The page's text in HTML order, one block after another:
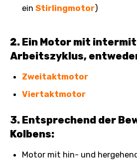
ein Stirlingmotor)
2. Ein Motor mit
Arbeitszyklus,
Zweitaktmotor
Viertaktmotor
3. Entsprechend der
Kolbens:
Motor mit hin- und